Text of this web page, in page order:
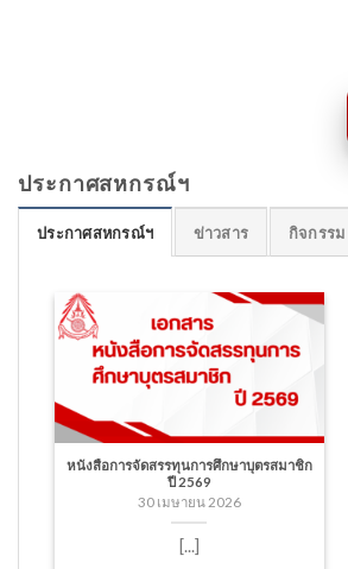
ประกาศสหกรณ์ฯ
ประกาศสหกรณ์ฯ ข่าวสาร กิจกรรม
หนังสือการจัดสรรทุนการศึกษาบุตรสมาชิก
ปี 2569
30 เมษายน 2026
[...]